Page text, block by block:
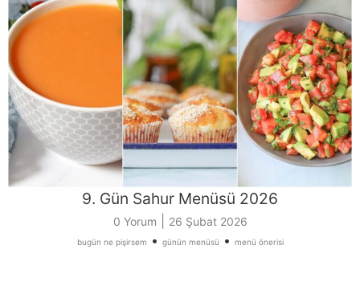
9. Gün Sahur Menüsü 2026
0 Yorum 26 Şubat 2026
bugün ne pişirsem • günün menüsü • menü önerisi